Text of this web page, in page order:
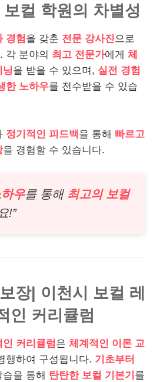
컬 학원의 차별성
경험을 갖춘 전문 강사진으로
각 분야의 최고 전문가에게 체
닝을 받을 수 있으며, 실전 경험
한 노하우를 전수받을 수 있습
정기적인 피드백을 통해 빠르고
을 경험할 수 있습니다.
우를 통해 최고의 보컬
!”
장| 이천시 보컬 레
인 커리큘럼
인 커리큘럼 은 체계적인 이론 교
행하여 구성됩니다. 기초부터
을 통해 탄탄한 보컬 기본기 를